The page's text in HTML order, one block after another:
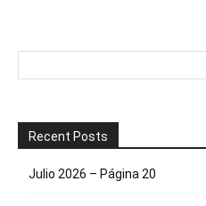
Recent Posts
Julio 2026 – Página 20